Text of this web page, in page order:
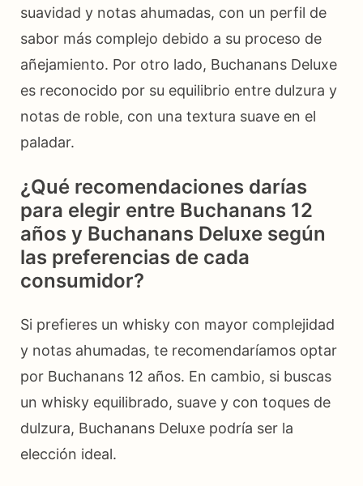
suavidad y notas ahumadas, con un perfil de
sabor más complejo debido a su proceso de
añejamiento. Por otro lado, Buchanans Deluxe
es reconocido por su equilibrio entre dulzura y
notas de roble, con una textura suave en el
paladar.
¿Qué recomendaciones darías
para elegir entre Buchanans 12
años y Buchanans Deluxe según
las preferencias de cada
consumidor?
Si prefieres un whisky con mayor complejidad
y notas ahumadas, te recomendaríamos optar
por Buchanans 12 años. En cambio, si buscas
un whisky equilibrado, suave y con toques de
dulzura, Buchanans Deluxe podría ser la
elección ideal.